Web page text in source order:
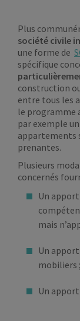
Plus
société civile
une forme de
spécifique
construction
entre tous les
le programme
par exemple
appartements
prenantes.
Plusieurs
concernés
Un apport
mais
Un apport
mobiliers ;
Un apport